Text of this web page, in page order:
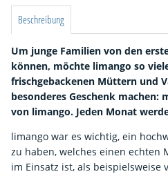
Beschreibung
Um junge Familien von den
können, möchte limango so
frischgebackenen Müttern und
besonderes Geschenk machen:
von limango. Jeden Monat
limango war es wichtig, ein
zu haben, welches einen
im Einsatz ist, als